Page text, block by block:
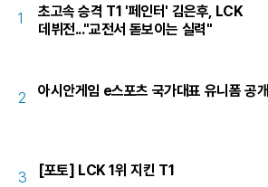
1
초고속 승격 T1 '페인터' 김은후, LCK
데뷔전..."교전서 돋보이는 실력"
2 아시안게임 e스포츠 국가대표 유니폼 공개
3 [포토] LCK 1위 지킨 T1